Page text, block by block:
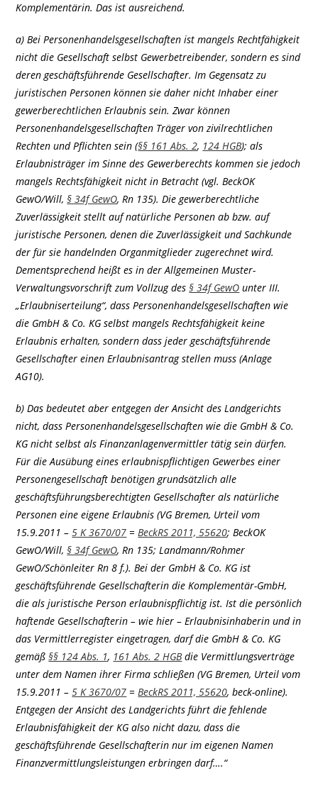
Komplementärin. Das ist ausreichend.
a) Bei Personenhandelsgesellschaften ist mangels Rechtfähigkeit
nicht die Gesellschaft selbst Gewerbetreibender, sondern es sind
deren geschäftsführende Gesellschafter. Im Gegensatz zu
juristischen Personen können sie daher nicht Inhaber einer
gewerberechtlichen Erlaubnis sein. Zwar können
Personenhandelsgesellschaften Träger von zivilrechtlichen
Rechten und Pflichten sein (§§ 161 Abs. 2, 124 HGB); als
Erlaubnisträger im Sinne des Gewerberechts kommen sie jedoch
mangels Rechtsfähigkeit nicht in Betracht (vgl. BeckOK
GewO/Will,§ 34f GewO, Rn 135). Die gewerberechtliche
Zuverlässigkeit stellt auf natürliche Personen ab bzw. auf
juristische Personen, denen die Zuverlässigkeit und Sachkunde
der für sie handelnden Organmitglieder zugerechnet wird.
Dementsprechend heißt es in der Allgemeinen Muster-
Verwaltungsvorschrift zum Vollzug des§ 34f GewO unter III.
„Erlaubniserteilung“, dass Personenhandelsgesellschaften wie
die GmbH & Co. KG selbst mangels Rechtsfähigkeit keine
Erlaubnis erhalten, sondern dass jeder geschäftsführende
Gesellschafter einen Erlaubnisantrag stellen muss (Anlage
AG10).
b) Das bedeutet aber entgegen der Ansicht des Landgerichts
nicht, dass Personenhandelsgesellschaften wie die GmbH & Co.
KG nicht selbst als Finanzanlagenvermittler tätig sein dürfen.
Für die Ausübung eines erlaubnispflichtigen Gewerbes einer
Personengesellschaft benötigen grundsätzlich alle
geschäftsführungsberechtigten Gesellschafter als natürliche
Personen eine eigene Erlaubnis (VG Bremen, Urteil vom
15.9.2011 –5 K 3670/07 =BeckRS 2011, 55620; BeckOK
GewO/Will,§ 34f GewO, Rn 135; Landmann/Rohmer
GewO/Schönleiter Rn 8 f.). Bei der GmbH & Co. KG ist
geschäftsführende Gesellschafterin die Komplementär-GmbH,
die als juristische Person erlaubnispflichtig ist. Ist die persönlich
haftende Gesellschafterin – wie hier – Erlaubnisinhaberin und in
das Vermittlerregister eingetragen, darf die GmbH & Co. KG
gemäß§§ 124 Abs. 1, 161 Abs. 2 HGBdie Vermittlungsverträge
unter dem Namen ihrer Firma schließen (VG Bremen, Urteil vom
15.9.2011 –5 K 3670/07 =BeckRS 2011, 55620, beck-online).
Entgegen der Ansicht des Landgerichts führt die fehlende
Erlaubnisfähigkeit der KG also nicht dazu, dass die
geschäftsführende Gesellschafterin nur im eigenen Namen
Finanzvermittlungsleistungen erbringen darf….“